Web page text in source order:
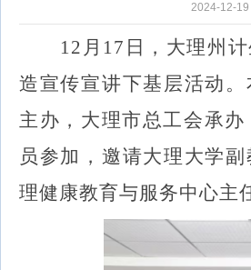
2024-12-
12 月 17 日，大理州
造宣传宣讲下基层活动。
主办，大理市总工会承办
员参加， 邀请大理大学
理健康教育与服务中心主